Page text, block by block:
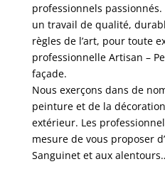
professionnels
un travail de qualité,
règles de l’art, pour toute
professionnelle Artisan –
façade.
Nous exerçons dans de
peinture et de la
extérieur. Les
mesure de vous proposer
Sanguinet et aux